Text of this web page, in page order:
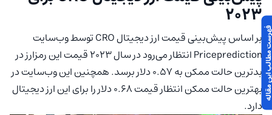
2023
بر اساس پیش‌بینی قیمت ارز دیجیتال CRO توسط وب‌سایت
Priceprediction انتظار می‌رود در سال 2023 قیمت این رمزارز در
بدترین حالت ممکن به 0.57 دلار برسد. همچنین این وب‌سایت در
بهترین حالت ممکن انتظار قیمت 0.68 دلار را برای این ارز دیجیتال
دارد.
مقاله